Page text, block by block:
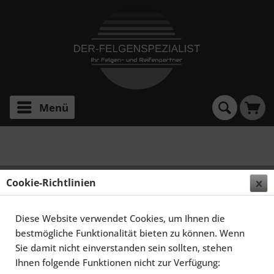
Menü
SCHMIDT FELGEN 20 ZOLL STORMER FÜR
MERCEDES-BENZ S-KLASSE W220, SATINBLACK
HORNPOLIERT
Cookie-Richtlinien
Diese Website verwendet Cookies, um Ihnen die
bestmögliche Funktionalität bieten zu können. Wenn
Sie damit nicht einverstanden sein sollten, stehen
Ihnen folgende Funktionen nicht zur Verfügung: